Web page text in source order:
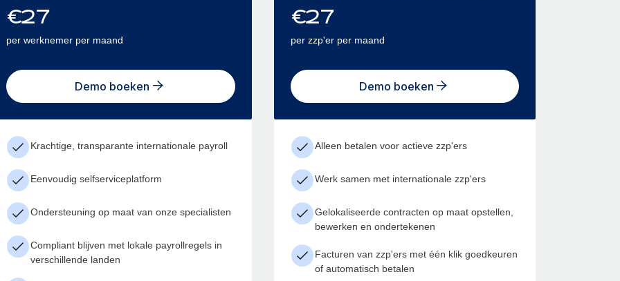
€27
per werknemer per maand
Demo boeken
Krachtige, transparante internationale payroll
Eenvoudig selfserviceplatform
Ondersteuning op maat van onze specialisten
Compliant blijven met lokale payrollregels in
verschillende landen
€27
per zzp'er per maand
Demo boeken
Alleen betalen voor actieve zzp'ers
Werk samen met internationale zzp'ers
Gelokaliseerde contracten op maat opstellen,
bewerken en ondertekenen
Facturen van zzp'ers met één klik goedkeuren
of automatisch betalen